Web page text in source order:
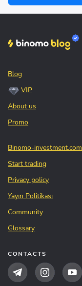
Blog
VIP
About us
Promo
Binomo-investment.com
Start trading
Privacy policy
Yayın Politikası
Community
Glossary
CONTACTS